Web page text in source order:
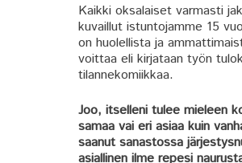
Kaikki oksalaiset varmasti
kuvaillut istuntojamme 15
on huolellista ja
voittaa eli kirjataan työn
tilannekomiikkaa.
Joo, itselleni tulee mieleen
samaa vai eri asiaa kuin
saanut sanastossa
asiallinen ilme repesi